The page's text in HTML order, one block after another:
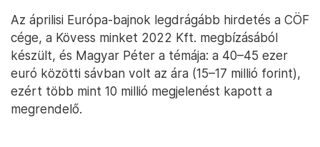
Az áprilisi Európa-bajnok legdrágább hirdetés a CÖF
cége, a Kövess minket 2022 Kft. megbízásából
készült, és Magyar Péter a témája: a 40–45 ezer
euró közötti sávban volt az ára (15–17 millió forint),
ezért több mint 10 millió megjelenést kapott a
megrendelő.